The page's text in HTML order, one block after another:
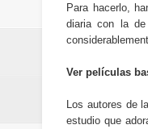
Para hacerlo,
diaria con la
Ver películas
Los autores de
estudio que